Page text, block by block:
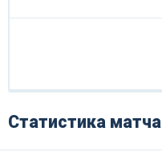
Статистика матча